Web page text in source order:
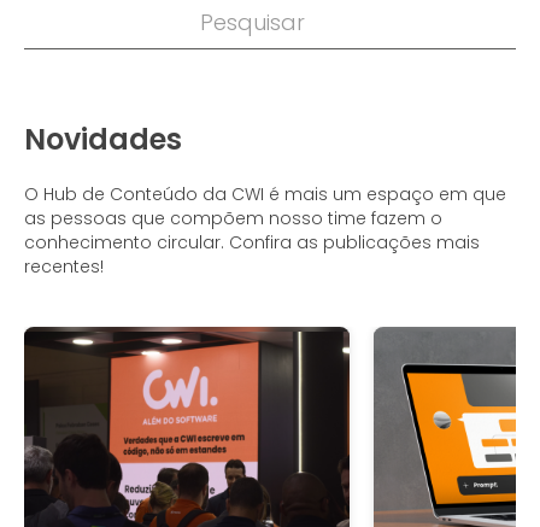
Novidades
O Hub de Conteúdo da CWI é mais um espaço em que
as pessoas que compõem nosso time fazem o
conhecimento circular. Confira as publicações mais
recentes!